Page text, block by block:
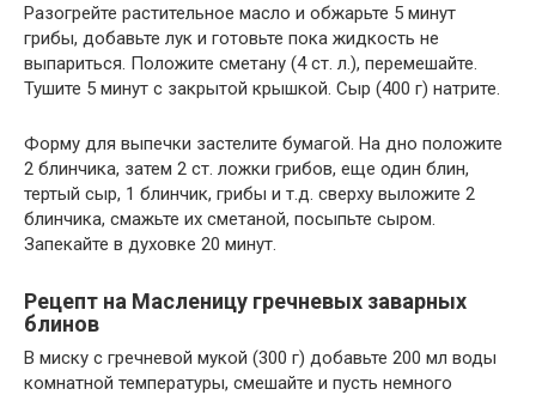
Разогрейте растительное масло и обжарьте 5 минут
грибы, добавьте лук и готовьте пока жидкость не
выпариться. Положите сметану (4 ст. л.), перемешайте.
Тушите 5 минут с закрытой крышкой. Сыр (400 г) натрите.
Форму для выпечки застелите бумагой. На дно положите
2 блинчика, затем 2 ст. ложки грибов, еще один блин,
тертый сыр, 1 блинчик, грибы и т.д. сверху выложите 2
блинчика, смажьте их сметаной, посыпьте сыром.
Запекайте в духовке 20 минут.
Рецепт на Масленицу гречневых заварных
блинов
В миску с гречневой мукой (300 г) добавьте 200 мл воды
комнатной температуры, смешайте и пусть немного